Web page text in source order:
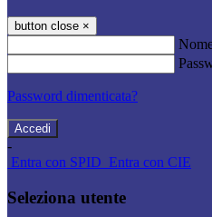
button close ×
Password dimenticata?
-
Entra con SPID Entra con CIE
Seleziona utente